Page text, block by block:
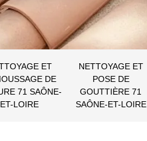
ET
DE
71 SAÔNE-
ET-LOIRE
NETTOYAGE ET
POSE DE
GOUTTIÈRE 71
SAÔNE-ET-LOIRE